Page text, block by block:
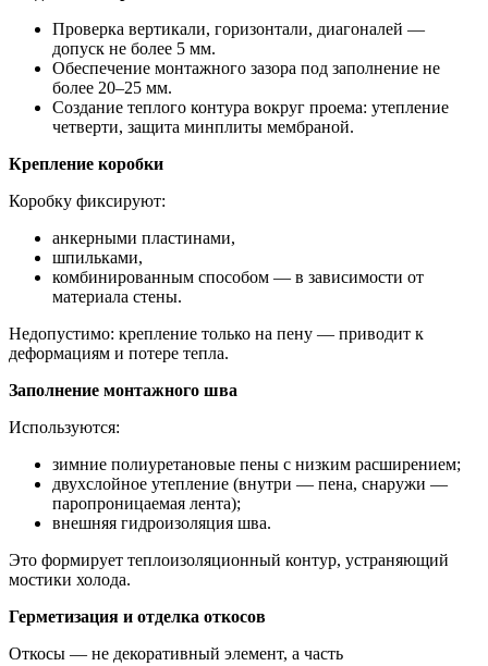
Проверка вертикали, горизонтали, диагоналей —
допуск не более 5 мм.
Обеспечение монтажного зазора под заполнение не
более 20–25 мм.
Создание теплого контура вокруг проема: утепление
четверти, защита минплиты мембраной.
Крепление коробки
Коробку фиксируют:
анкерными пластинами,
шпильками,
комбинированным способом — в зависимости от
материала стены.
Недопустимо: крепление только на пену — приводит к
деформациям и потере тепла.
Заполнение монтажного шва
Используются:
зимние полиуретановые пены с низким расширением;
двухслойное утепление (внутри — пена, снаружи —
паропроницаемая лента);
внешняя гидроизоляция шва.
Это формирует теплоизоляционный контур, устраняющий
мостики холода.
Герметизация и отделка откосов
Откосы — не декоративный элемент, а часть